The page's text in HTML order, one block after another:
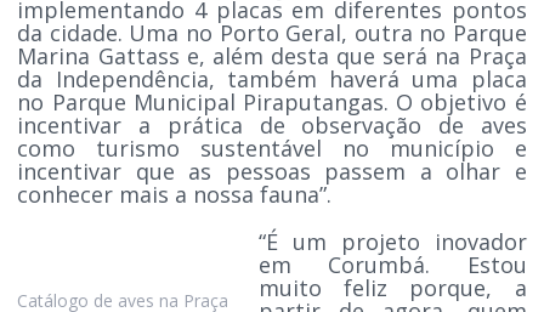
implementando 4 placas em diferentes pontos
da cidade. Uma no Porto Geral, outra no Parque
Marina Gattass e, além desta que será na Praça
da Independência, também haverá uma placa
no Parque Municipal Piraputangas. O objetivo é
incentivar a prática de observação de aves
como turismo sustentável no município e
incentivar que as pessoas passem a olhar e
conhecer mais a nossa fauna”.
Catálogo de aves na Praça
“É um projeto inovador
em Corumbá. Estou
muito feliz porque, a